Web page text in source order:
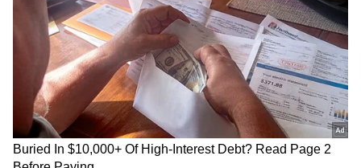
Related Articles